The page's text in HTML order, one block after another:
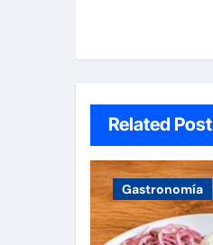
Related Post
Gastronomía